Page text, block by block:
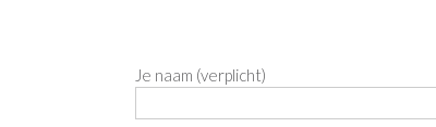
Je naam (verplicht)